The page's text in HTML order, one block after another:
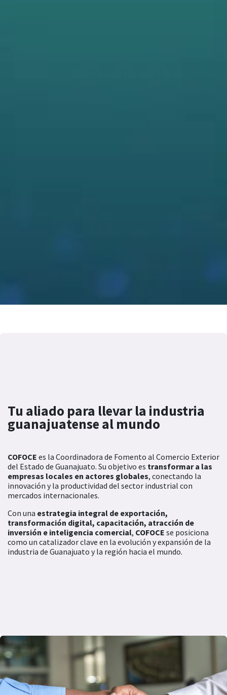
Tu aliado para llevar la industria
guanajuatense al mundo
COFOCE es la Coordinadora de Fomento al Comercio Exterior
del Estado de Guanajuato. Su objetivo es transformar a las
empresas locales en actores globales, conectando la
innovación y la productividad del sector industrial con
mercados internacionales.
Con una estrategia integral de exportación,
transformación digital, capacitación, atracción de
inversión e inteligencia comercial, COFOCE se posiciona
como un catalizador clave en la evolución y expansión de la
industria de Guanajuato y la región hacia el mundo.